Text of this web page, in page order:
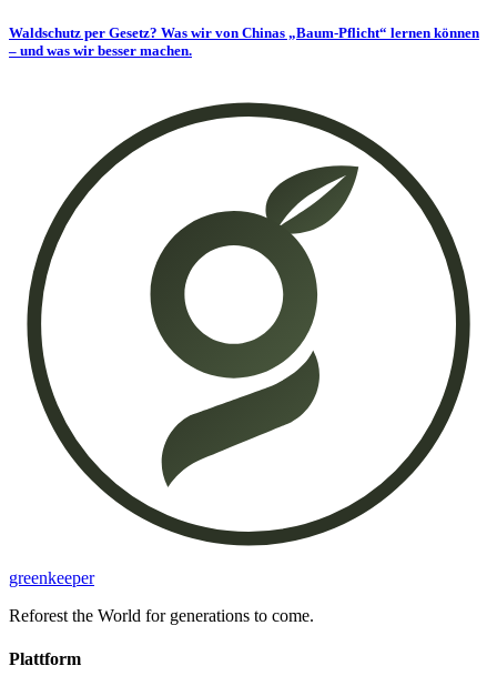
Waldschutz per Gesetz? Was wir von Chinas „Baum-Pflicht“ lernen können
– und was wir besser machen.
greenkeeper
Reforest the World for generations to come.
Plattform